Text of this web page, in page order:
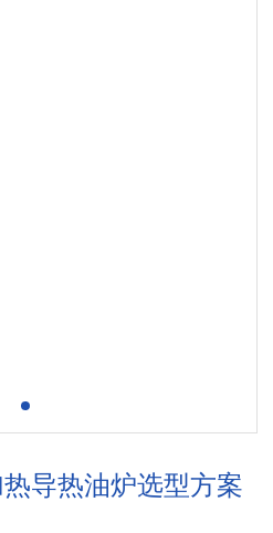
导热油炉选型方案